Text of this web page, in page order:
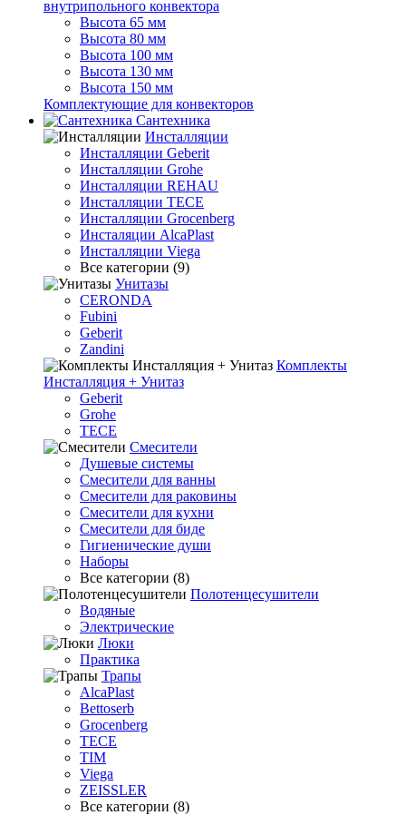
внутрипольного конвектора
Высота 65 мм
Высота 80 мм
Высота 100 мм
Высота 130 мм
Высота 150 мм
Комплектующие для конвекторов
Сантехника
Инсталляции
Инсталляции Geberit
Инсталляции Grohe
Инсталляции REHAU
Инсталляции TECE
Инсталляции Grocenberg
Инсталяции AlcaPlast
Инсталляции Viega
Все категории (9)
Унитазы
CERONDA
Fubini
Geberit
Zandini
Комплекты
Инсталляция + Унитаз
Geberit
Grohe
TECE
Смесители
Душевые системы
Смесители для ванны
Смесители для раковины
Смесители для кухни
Смесители для биде
Гигиенические души
Наборы
Все категории (8)
Полотенцесушители
Водяные
Электрические
Люки
Практика
Трапы
AlcaPlast
Bettoserb
Grocenberg
TECE
TIM
Viega
ZEISSLER
Все категории (8)